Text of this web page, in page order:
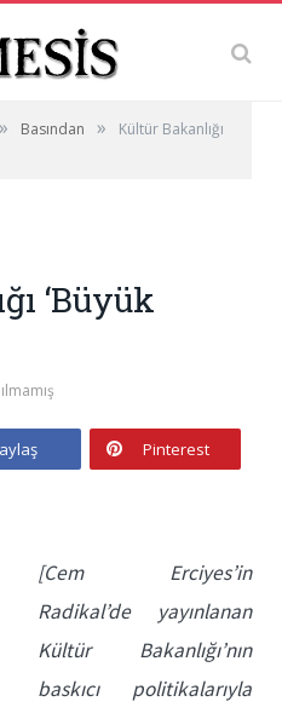
» Basından »
Kültür Bakanlığı
‘Büyük
Pinterest
[Cem Erciyes’in
Radikal’de yayınlanan
Kültür Bakanlığı’nın
baskıcı politikalarıyla